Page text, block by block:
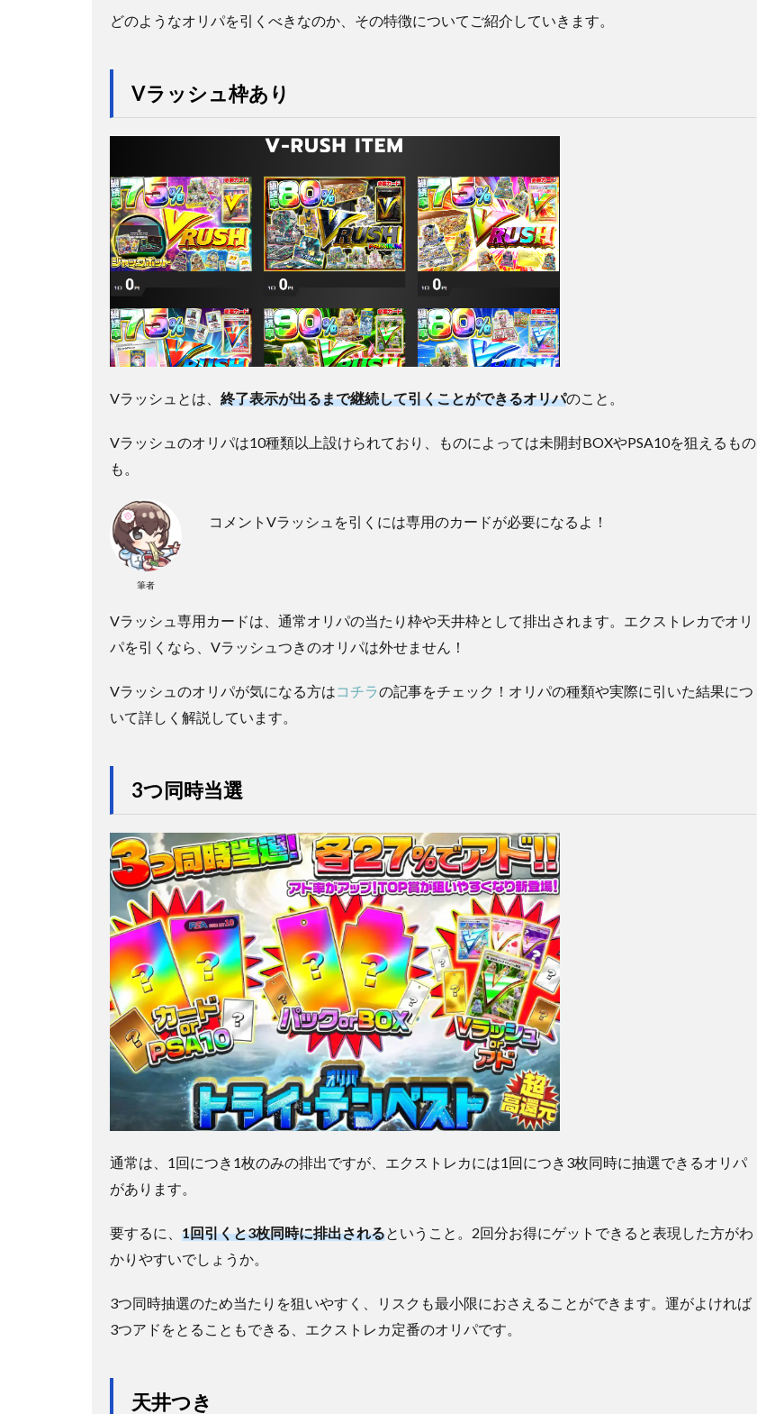
どのようなオリパを引くべきなのか、その特徴についてご紹介していきます。
Vラッシュ枠あり
Vラッシュとは、 終了表示が出るまで継続して引くことができるオリパのこと。
Vラッシュのオリパは10種類以上設けられており、ものによっては未開封BOXやPSA10を狙えるもの
も。
筆者
コメントVラッシュを引くには専用のカードが必要になるよ！
Vラッシュ専用カードは、通常オリパの当たり枠や天井枠として排出されます。エクストレカでオリ
パを引くなら、Vラッシュつきのオリパは外せません！
Vラッシュのオリパが気になる方はコチラの記事をチェック！オリパの種類や実際に引いた結果につ
いて詳しく解説しています。
3つ同時当選
通常は、1回につき1枚のみの排出ですが、エクストレカには1回につき3枚同時に抽選できるオリパ
があります。
要するに、 1回引くと3枚同時に排出されるということ。2回分お得にゲットできると表現した方がわ
かりやすいでしょうか。
3つ同時抽選のため当たりを狙いやすく、リスクも最小限におさえることができます。運がよければ
3つアドをとることもできる、エクストレカ定番のオリパです。
天井つき